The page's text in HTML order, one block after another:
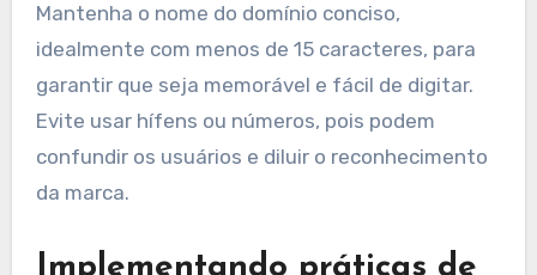
Mantenha o nome do domínio conciso,
idealmente com menos de 15 caracteres, para
garantir que seja memorável e fácil de digitar.
Evite usar hífens ou números, pois podem
confundir os usuários e diluir o reconhecimento
da marca.
Implementando práticas de